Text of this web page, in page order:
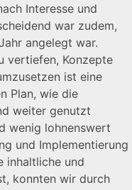
Interesse und
war zudem,
angelegt war.
vertiefen, Konzepte
ist eine
Plan, wie die
weiter genutzt
wenig lohnenswert
und Implementierung
inhaltliche und
konnten wir durch